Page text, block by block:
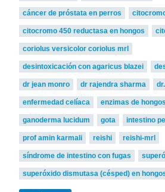
cáncer de próstata en perros
citocromo 450 reductasa en hongos
coriolus versicolor coriolus mrl
desintoxicación con agaricus blazei
dr jean monro dr rajendra sharma
enfermedad celíaca enzimas de hongos
ganoderma lucidum gota intestino
prof amin karmali reishi reishi-mrl
síndrome de intestino con fugas
superóxido dismutasa (césped) en